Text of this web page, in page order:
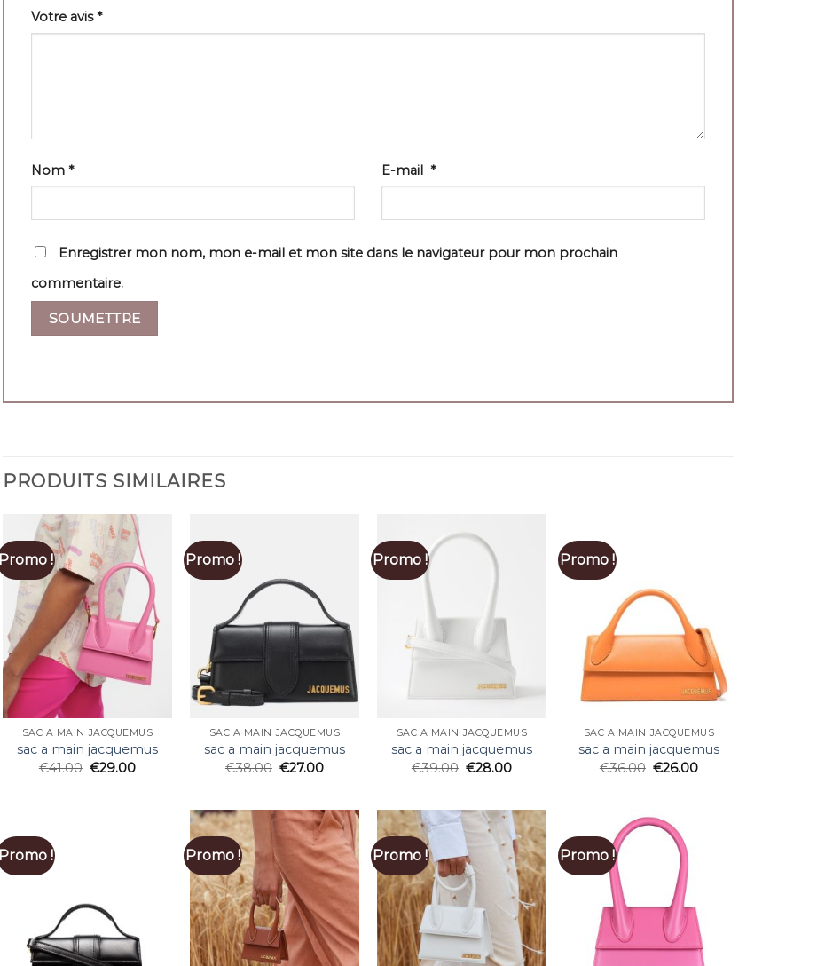
Votre avis*
Nom * E-mail *
Enregistrer mon nom, mon e-mail et mon site dans le navigateur pour mon prochain
commentaire.
PRODUITS SIMILAIRES
Promo !
SAC A MAIN JACQUEMUS
sac a main jacquemus
€41.00 €29.00
Promo !
SAC A MAIN JACQUEMUS
sac a main jacquemus
€38.00 €27.00
Promo !
SAC A MAIN JACQUEMUS
sac a main jacquemus
€39.00 €28.00
Promo !
SAC A MAIN JACQUEMUS
sac a main jacquemus
€36.00 €26.00
Promo ! Promo ! Promo ! Promo !